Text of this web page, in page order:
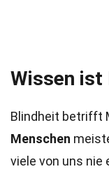
Wissen ist
Blindheit betrifft
Menschen
viele von uns nie